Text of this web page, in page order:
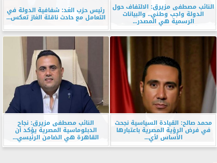
النائب مصطفى مزيرق: الالتفاف حول
الدولة واجب وطني.. والبيانات
الرسمية هي المصدر...
رئيس حزب الغد: شفافية الدولة في
التعامل مع حادث ناقلة الغاز تعكس...
محمد صالح: القيادة السياسية نجحت
في فرض الرؤية المصرية باعتبارها
الأساس لأي...
النائب مصطفى مزيرق: نجاح
الدبلوماسية المصرية يؤكد أن
القاهرة هي الضامن الرئيسي...